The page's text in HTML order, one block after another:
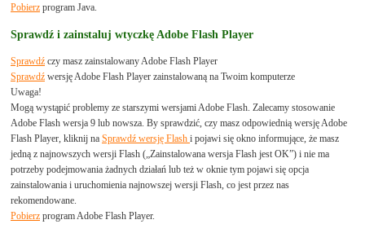
Pobierz program Java.
Sprawdź i zainstaluj wtyczkę Adobe Flash Player
Sprawdź czy masz zainstalowany Adobe Flash Player
Sprawdź wersję Adobe Flash Player zainstalowaną na Twoim komputerze
Uwaga!
Mogą wystąpić problemy ze starszymi wersjami Adobe Flash. Zalecamy stosowanie
Adobe Flash wersja 9 lub nowsza. By sprawdzić, czy masz odpowiednią wersję Adobe
Flash Player, kliknij na Sprawdź wersję Flash i pojawi się okno informujące, że masz
jedną z najnowszych wersji Flash („Zainstalowana wersja Flash jest OK”) i nie ma
potrzeby podejmowania żadnych działań lub też w oknie tym pojawi się opcja
zainstalowania i uruchomienia najnowszej wersji Flash, co jest przez nas
rekomendowane.
Pobierz program Adobe Flash Player.